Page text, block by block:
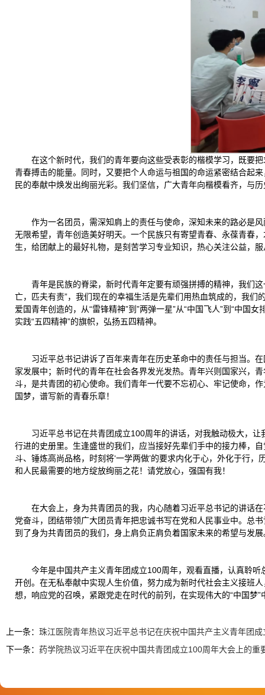
在这个新时代，我们的青年要向这些受表彰的楷模学习，既要
青春搏击的能量。同时，又要把个人命运与祖国的命运紧密结合起
民的奉献中焕发出绚丽光彩。我们坚信，广大青年向楷模看齐，与
作为一名团员，需深知肩上的责任与使命，深知未来的路必是
无限希望，青年创造美好明天。一个民族只有寄望青春、永葆青春
生，给团献上的最好礼物，是刻苦学习专业知识，热心关注公益，
青年是民族的脊梁，新时代青年定要有顽强拼搏的精神，我们
亡，匹夫有责”，我们现在的幸福生活是先辈们用热血筑成的，我
爱国青年创造的，从“雷锋精神”到”两弹一星”从“中国飞人”到“中国
实践“五四精神”的旗帜，弘扬五四精神。
习近平总书记讲诉了百年来青年在历史革命中的责任与担当。
家发展中；新时代的青年在社会各界发光发热。青年兴则国家兴，
斗，是共青团的初心使命。我们青年一代要不忘初心、牢记使命，
国梦，谱写新的青春乐章！
习近平总书记在共青团成立100周年的讲话，对我触动极大，
行进的史册里。生逢盛世的我们，应当接好先辈们手中的接力棒，
斗、锤炼高尚品格，时刻将‘一学两做’的要求内化于心，外化于行
和人民最需要的地方绽放绚丽之花！请党放心，强国有我！
在大会上，身为共青团员的我，内心随着习近平总书记的讲话
党奋斗，团结带领广大团员青年把忠诚书写在党和人民事业中。总
到了身为共青团员的我们，身上肩负正肩负着国家未来的希望与发
今年是中国共产主义青年团成立100周年，观看直播，认真聆
开创。在无私奉献中实现人生价值，努力成为新时代社会主义接班
想，响应党的召唤，紧跟党走在时代的前列，在实现伟大的“中国梦
上一条： 珠江医院青年热议习近平总书记在庆祝中国共产主义青年团
下一条： 药学院热议习近平在庆祝中国共青团成立100周年大会上的重